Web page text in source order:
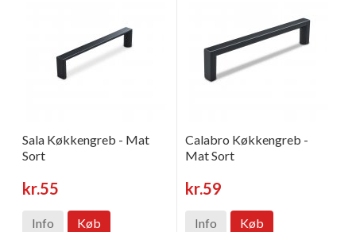
Sala Køkkengreb - Mat
Sort
kr.55
Info Køb
Calabro Køkkengreb -
Mat Sort
kr.59
Info Køb